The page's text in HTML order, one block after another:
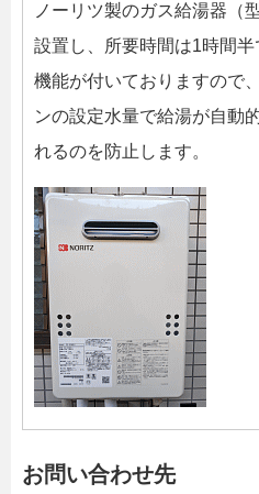
ノーリツ製のガス給湯器（
設置し、所要時間は1時間
機能が付いておりますので
ンの設定水量で給湯が自動
れるのを防止します。
お問い合わせ先